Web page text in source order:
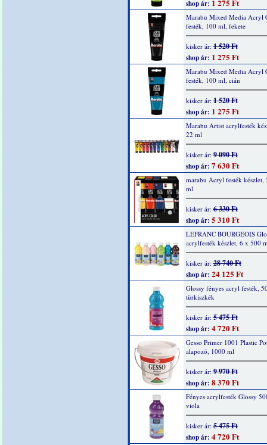
shop ár: 1 275 Ft
Marabu Mixed Media Acryl
festék, 100 ml, fekete
kisker ár:1 520 Ft
shop ár: 1 275 Ft
Marabu Mixed Media Acryl
festék, 100 ml, cián
kisker ár:1 520 Ft
shop ár: 1 275 Ft
Marabu Artist acrylfesték
22 ml
kisker ár:9 090 Ft
shop ár: 7 630 Ft
marabu Acryl festék készlet,
ml
kisker ár:6 330 Ft
shop ár: 5 310 Ft
LEFRANC BOURGEOIS
acrylfesték készlet, 6 x 500
kisker ár:28 740 Ft
shop ár: 24 125 Ft
Glossy fényes acryl festék,
türkiszkék
kisker ár:5 475 Ft
shop ár: 4 720 Ft
Gesso Primer 1001 Plastic
alapozó, 1000 ml
kisker ár:9 970 Ft
shop ár: 8 370 Ft
Fényes acrylfesték Glossy
viola
kisker ár:5 475 Ft
shop ár: 4 720 Ft